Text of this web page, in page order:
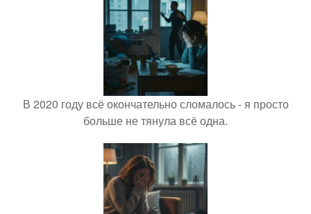
В 2020 году всё окончательно сломалось - я просто
больше не тянула всё одна.